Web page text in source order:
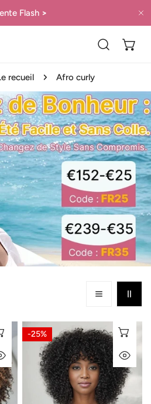
Flash>
recueil Afro curly
SÉLECTIONNEZ LES OPTIONS
APERÇU RAPIDE
Glueless
Coupe
Loup
Hirsute
Perruque
-25%